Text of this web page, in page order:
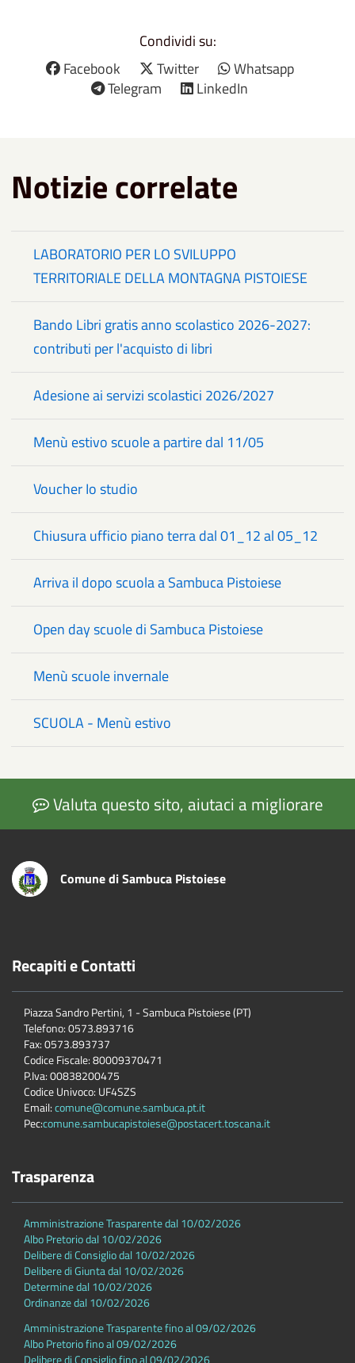
Condividi su:
Facebook
Twitter
Whatsapp
Telegram
LinkedIn
Notizie correlate
LABORATORIO PER LO SVILUPPO
TERRITORIALE DELLA MONTAGNA PISTOIESE
Bando Libri gratis anno scolastico 2026-2027:
contributi per l'acquisto di libri
Adesione ai servizi scolastici 2026/2027
Menù estivo scuole a partire dal 11/05
Voucher Io studio
Chiusura ufficio piano terra dal 01_12 al 05_12
Arriva il dopo scuola a Sambuca Pistoiese
Open day scuole di Sambuca Pistoiese
Menù scuole invernale
SCUOLA - Menù estivo
Valuta questo sito, aiutaci a migliorare
Comune di Sambuca Pistoiese
Recapiti e Contatti
Piazza Sandro Pertini, 1 - Sambuca Pistoiese (PT)
Telefono: 0573.893716
Fax: 0573.893737
Codice Fiscale: 80009370471
P.Iva: 00838200475
Codice Univoco: UF4SZS
Email:comune@comune.sambuca.pt.it
Pec:comune.sambucapistoiese@postacert.toscana.it
Trasparenza
Amministrazione Trasparente dal 10/02/2026
Albo Pretorio dal 10/02/2026
Delibere di Consiglio dal 10/02/2026
Delibere di Giunta dal 10/02/2026
Determine dal 10/02/2026
Ordinanze dal 10/02/2026
Amministrazione Trasparente fino al 09/02/2026
Albo Pretorio fino al 09/02/2026
Delibere di Consiglio fino al 09/02/2026